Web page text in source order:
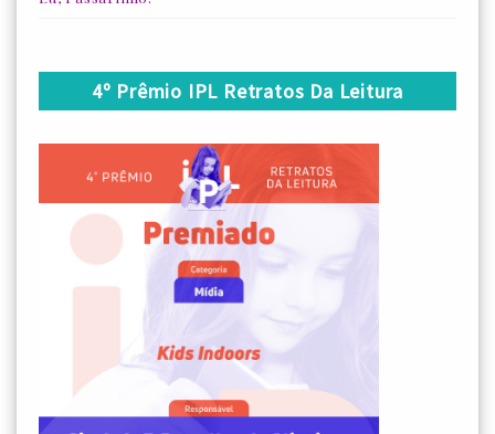
4º Prêmio IPL Retratos Da Leitura